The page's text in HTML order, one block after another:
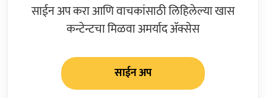
साईन अप करा आणि वाचकांसाठी लिहिलेल्या खास
कन्टेन्टचा मिळवा अमर्याद ॲक्सेस
साईन अप